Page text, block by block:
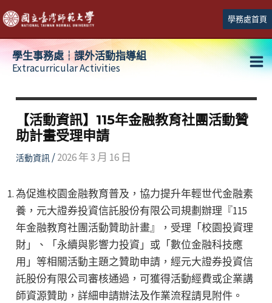
跳
至
主
學務處首頁
學生事務處┆課外活動指導組
Extracurricular Activities
【活動資訊】115年金融教育社團活動贊
助計畫受理申請
活動資訊/2026 年 3 月 16 日
為促進校園金融教育普及，協力提升年輕世代金融素
養，元大證券投資信託股份有限公司規劃辦理『115
年金融教育社團活動贊助計畫』，受理「校園投資理
財」、「永續與影響力投資」或「數位金融科技應
用」等相關活動主題之贊助申請，經元大證券投資信
託股份有限公司審核通過，可獲得活動經費或企業講
師資源贊助，詳細申請辦法及作業流程請見附件。